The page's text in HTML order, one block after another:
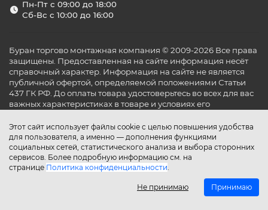
Этот сайт использует файлы cookie с целью повышения удобства
для пользователя, а именно — дополнения функциями
социальных сетей, статистического анализа и выбора сторонних
сервисов. Более подробную информацию см. на
странице Политика конфиденциальности.
Не принимаю Принимаю
Пн-Пт с 09:00 до 18:00
Сб-Вс с 10:00 до 16:00
Буран торгово монтажная компания © 2009-2026 Все права
защищены. Предоставленная на сайте информация несёт
справочный характер. Информация на сайте не является
публичной офертой, определяемой положениями Статьи
437 ГК РФ. До оплаты товара удостоверьтесь во всех для вас
важных характеристиках в товаре и условиях его